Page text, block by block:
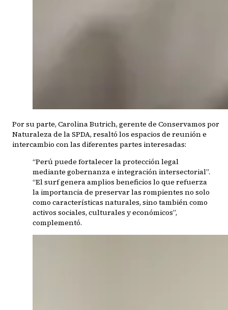
Por su parte, Carolina Butrich, gerente de Conservamos por
Naturaleza de la SPDA, resaltó los espacios de reunión e
intercambio con las diferentes partes interesadas:
“Perú puede fortalecer la protección legal
mediante gobernanza e integración intersectorial”.
“El surf genera amplios beneficios lo que refuerza
la importancia de preservar las rompientes no solo
como características naturales, sino también como
activos sociales, culturales y económicos”,
complementó.